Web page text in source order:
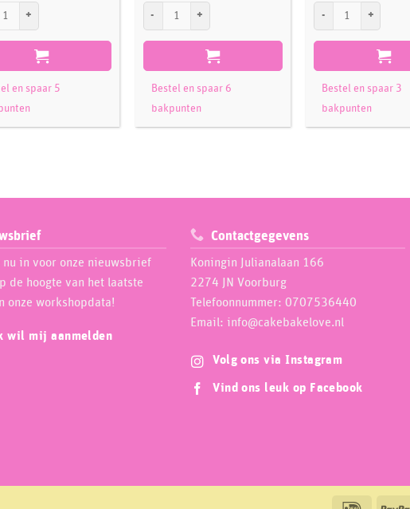
en spaar 5
Bestel en spaar 6
bakpunten
Bestel en spaar 3
bakpunten
in voor onze nieuwsbrief
de hoogte van het laatste
onze workshopdata!
wil mij aanmelden
Contactgegevens
Koningin Julianalaan 166
2274 JN Voorburg
Telefoonnummer: 0707536440
Email: info@cakebakelove.nl
Volg ons via Instagram
Vind ons leuk op Facebook